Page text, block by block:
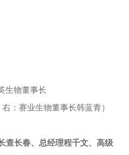
生物董事长
：赛业生物董事长韩蓝青）
查长春、总经理程千文、高级